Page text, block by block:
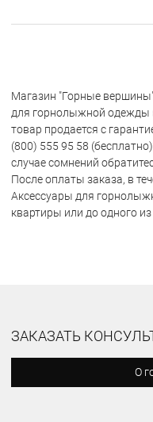
Магазин "Горные
для горнолыжной одежды
товар продается с
(800) 555 95 58
случае сомнений
После оплаты заказа, в
Аксессуары для
квартиры или до одного
ЗАКАЗАТЬ
О